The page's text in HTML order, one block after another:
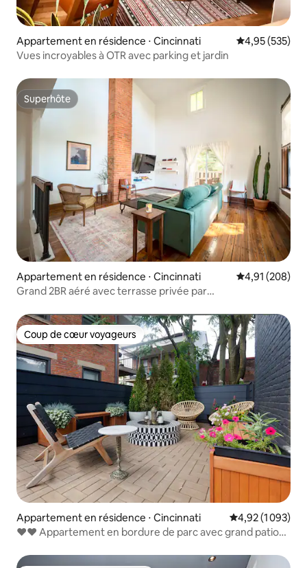
Appartement en résidence ⋅ Cincinnati Évaluation
4,95 (535)
Vues incroyables à OTR avec parking et jardin
Superhôte
Superhôte
Appartement en résidence ⋅ Cincinnati Évaluation
4,91 (208)
Grand 2BR aéré avec terrasse privée par
Coup de cœur voyageurs
Coup de cœur voyageurs
Appartement en résidence ⋅ Cincinnati Évaluation
4,92 (1 093)
♥♥ Appartement en bordure de parc avec grand patio